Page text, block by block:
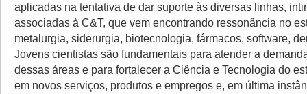
aplicadas na tentativa de dar suporte às diversas linhas,
associadas à C&T, que vem encontrando ressonância no
metalurgia, siderurgia, biotecnologia, fármacos, software,
Jovens cientistas são fundamentais para atender a
dessas áreas e para fortalecer a Ciência e Tecnologia do
em novos serviços, produtos e empregos e, em última